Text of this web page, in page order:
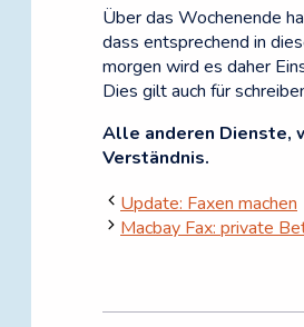
Über das Wochenende
dass entsprechend in
morgen wird es daher
Dies gilt auch für
Alle anderen Dienste,
Verständnis.
Update: Faxen machen
Macbay Fax: private